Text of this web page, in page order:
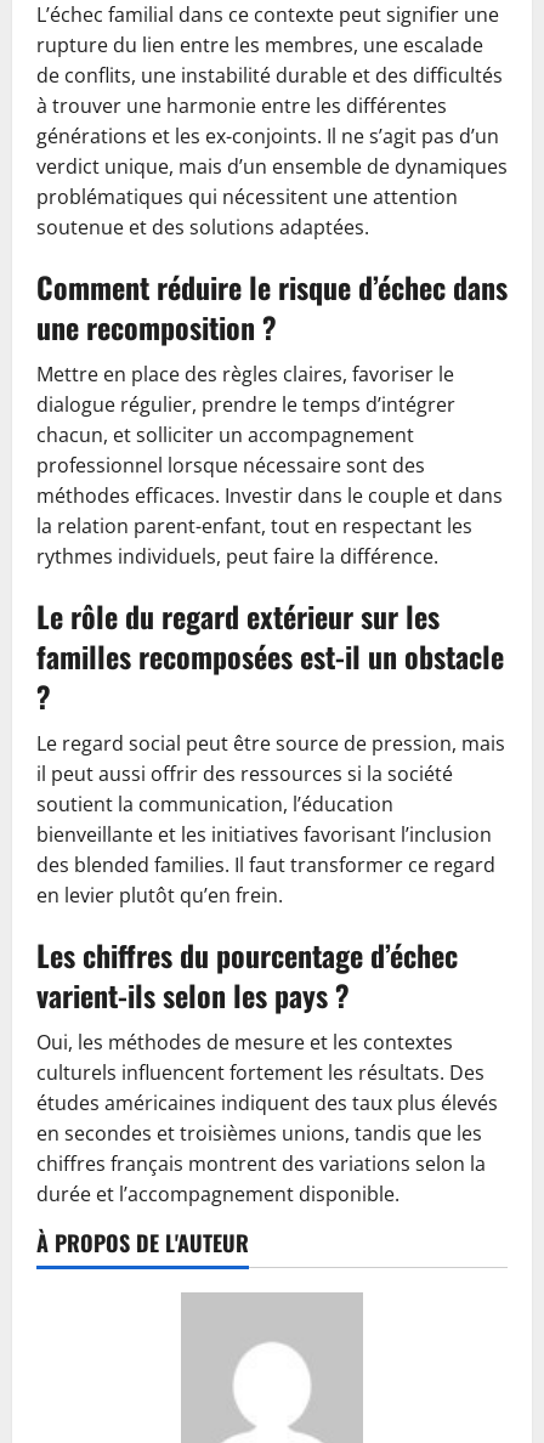
L’échec familial dans ce contexte peut signifier une
rupture du lien entre les membres, une escalade
de conflits, une instabilité durable et des difficultés
à trouver une harmonie entre les différentes
générations et les ex-conjoints. Il ne s’agit pas d’un
verdict unique, mais d’un ensemble de dynamiques
problématiques qui nécessitent une attention
soutenue et des solutions adaptées.
Comment réduire le risque d’échec dans
une recomposition ?
Mettre en place des règles claires, favoriser le
dialogue régulier, prendre le temps d’intégrer
chacun, et solliciter un accompagnement
professionnel lorsque nécessaire sont des
méthodes efficaces. Investir dans le couple et dans
la relation parent-enfant, tout en respectant les
rythmes individuels, peut faire la différence.
Le rôle du regard extérieur sur les
familles recomposées est-il un obstacle
?
Le regard social peut être source de pression, mais
il peut aussi offrir des ressources si la société
soutient la communication, l’éducation
bienveillante et les initiatives favorisant l’inclusion
des blended families. Il faut transformer ce regard
en levier plutôt qu’en frein.
Les chiffres du pourcentage d’échec
varient-ils selon les pays ?
Oui, les méthodes de mesure et les contextes
culturels influencent fortement les résultats. Des
études américaines indiquent des taux plus élevés
en secondes et troisièmes unions, tandis que les
chiffres français montrent des variations selon la
durée et l’accompagnement disponible.
À PROPOS DE L'AUTEUR